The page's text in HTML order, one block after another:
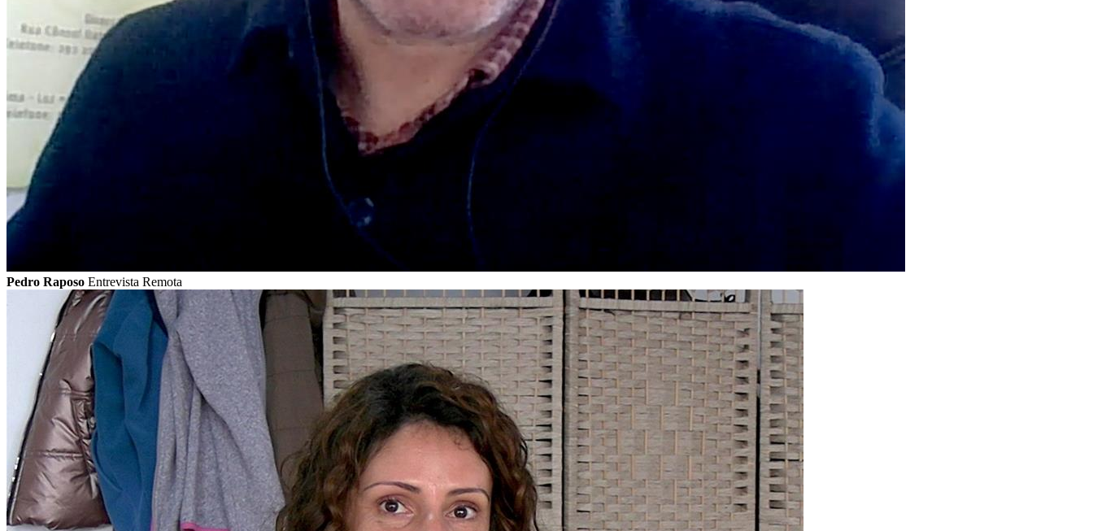
Pedro Raposo Entrevista Remota